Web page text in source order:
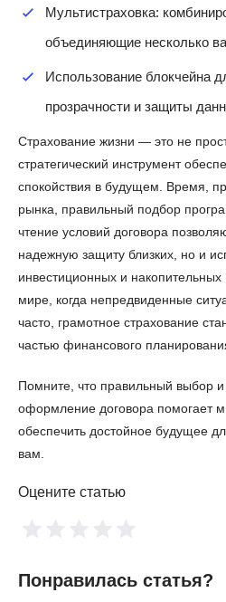
Мультистраховка:
объединяющие несколько
Использование блокчейна
прозрачности и защиты
Страхование жизни — это не
стратегический инструмент
спокойствия в будущем. Время,
рынка, правильный подбор
чтение условий договора
надежную защиту близких, но и
инвестиционных и
мире, когда непредвиденные
часто, грамотное страхование
частью финансового
Помните, что правильный выбор
оформление договора помогает
обеспечить достойное будущее
вам.
Оцените статью
Понравилась статья?